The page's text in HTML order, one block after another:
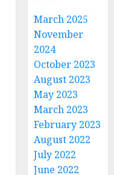
March 2025
November
2024
October 2023
August 2023
May 2023
March 2023
February 2023
August 2022
July 2022
June 2022